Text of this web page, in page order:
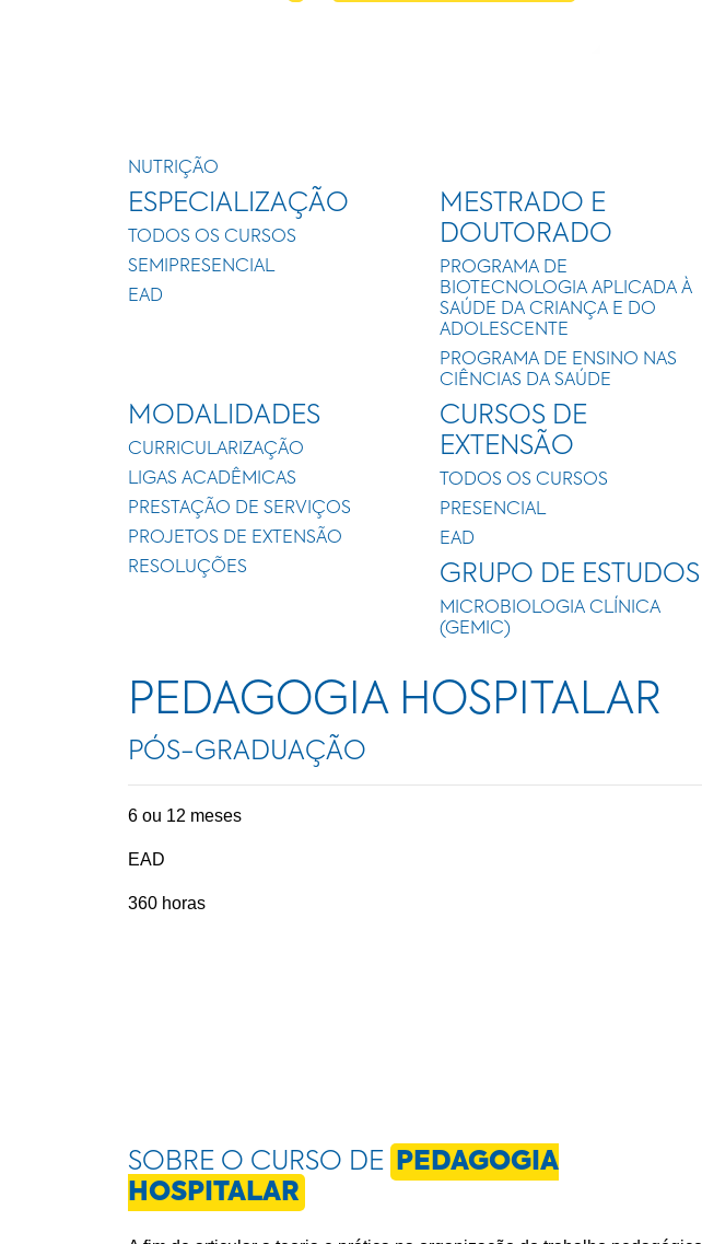
NUTRIÇÃO
ESPECIALIZAÇÃO
TODOS OS CURSOS
SEMIPRESENCIAL
EAD
MESTRADO E
DOUTORADO
PROGRAMA DE
BIOTECNOLOGIA APLICADA À
SAÚDE DA CRIANÇA E DO
ADOLESCENTE
PROGRAMA DE ENSINO NAS
CIÊNCIAS DA SAÚDE
MODALIDADES
CURRICULARIZAÇÃO
LIGAS ACADÊMICAS
PRESTAÇÃO DE SERVIÇOS
PROJETOS DE EXTENSÃO
RESOLUÇÕES
CURSOS DE
EXTENSÃO
TODOS OS CURSOS
PRESENCIAL
EAD
GRUPO DE ESTUDOS
MICROBIOLOGIA CLÍNICA
(GEMIC)
PEDAGOGIA HOSPITALAR
PÓS-GRADUAÇÃO
6 ou 12 meses
EAD
360 horas
SOBRE O CURSO DE
PEDAGOGIA
HOSPITALAR